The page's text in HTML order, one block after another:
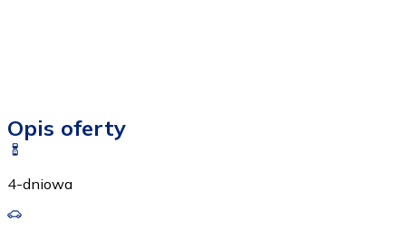
Opis oferty
4-dniowa